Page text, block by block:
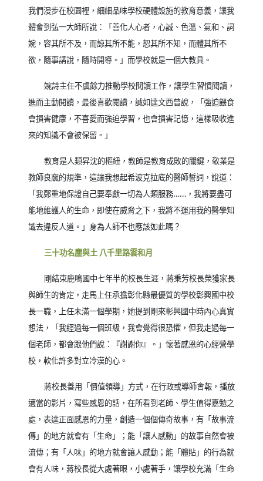
我們漫步在校園裡，細細品味學校硬體設施的教育意義，讓我
體會到弘一大師所說：「善化人心者，心誠、色溫、氣和、詞
婉，容其所不及，而諒其所不能，恕其所不知，而體其所不
欲，隨事講說，隨時開導。」而學校就是一個大教具。
婉詩主任不虞餘力推動學校閱讀工作，讓學生習慣閱讀，
進而主動閱讀，最後喜歡閱讀，誠如達文西曾說，「強迫餵食
會損害健康，不喜愛而強迫學習，也會損害記憶，這樣吸收進
來的知識不會被保留。」
教育是人類昇沈的樞紐，教師是教育成敗的關鍵，敬業是
教師良窳的規準，這讓我想起希波克拉底的醫師誓詞，說道：
「我鄭重地保證自己要奉獻一切為人類服務…… ，我將要盡可
能地維護人的生命，即使在威脅之下，我將不運用我的醫學知
識去違反人道。」身為人師不也應該如此嗎？
三十功名塵與土 八千里路雲和月
剛結束鹿鳴國中七年半的校長生涯，蔣秉芳校長榮獲家長
與師生的肯定，走馬上任承擔彰化縣最優質的學校彰興國中校
長一職，上任未滿一個學期，她提到剛來彰興國中時內心真實
想法，「我經過每一個班級，我會覺得很恐懼，但我走過每一
個老師，都會跟他們說：『謝謝你』。」懷著感恩的心經營學
校，軟化許多對立冷漠的心。
蔣校長善用「價值領導」方式，在行政或導師會報，播放
適當的影片，寫些感恩的話，在所看到老師、學生值得嘉勉之
處，表達正面感恩的力量，創造一個個傳奇故事，有「故事流
傳」的地方就會有「生命」；能「讓人感動」的故事自然會被
流傳；有「人味」的地方就會讓人感動；能「體貼」的行為就
會有人味，蔣校長從大處著眼，小處著手，讓學校充滿「生命